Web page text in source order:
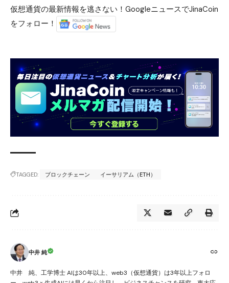
仮想通貨の最新情報を逃さない！GoogleニュースでJinaCoin
をフォロー！
TAGGED: ブロックチェーン イーサリアム（ETH）
中井 純
中井 純、工学博士 AIは30年以上、web3（仮想通貨）は3年以上フォロ